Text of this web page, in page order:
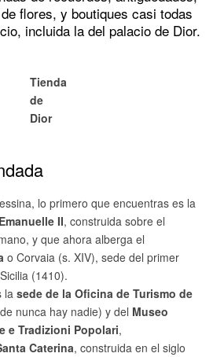
flores, y boutiques casi todas
incluida la del palacio de Dior.
Tienda
de
Dior
lo primero que encuentras es la
II, construida sobre el
y que ahora alberga el
o Corvaia (s. XIV), sede del primer
(1410).
la sede de la Oficina de Turismo de
nunca hay nadie) y del Museo
e Tradizioni Popolari,
Caterina, construida en el siglo